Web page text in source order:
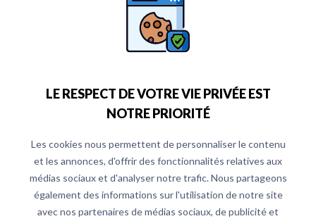
LE RESPECT DE VOTRE VIE PRIVÉE EST
NOTRE PRIORITÉ
Les cookies nous permettent de personnaliser le contenu
et les annonces, d'offrir des fonctionnalités relatives aux
médias sociaux et d'analyser notre trafic. Nous partageons
également des informations sur l'utilisation de notre site
avec nos partenaires de médias sociaux, de publicité et